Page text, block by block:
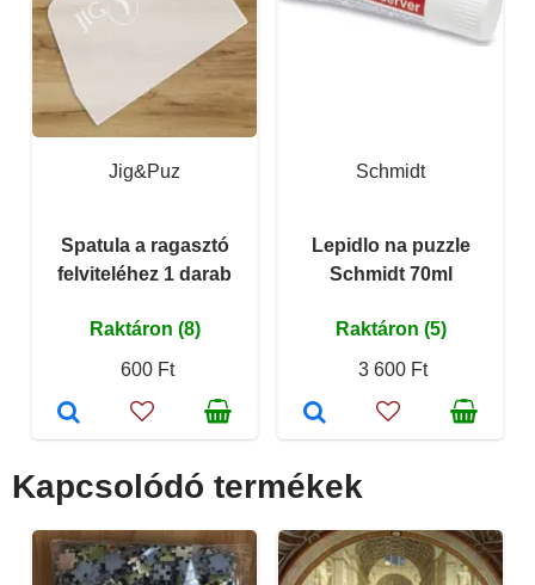
Jig&Puz
Spatula a ragasztó
felviteléhez 1 darab
Raktáron (8)
600 Ft
Schmidt
Lepidlo na puzzle
Schmidt 70ml
Raktáron (5)
3 600 Ft
Kapcsolódó termékek